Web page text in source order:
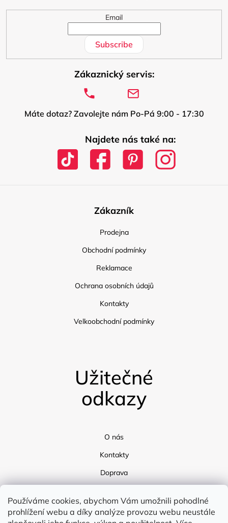
Používáme cookies, abychom Vám umožnili pohodlné
prohlížení webu a díky analýze provozu webu neustále
Email
Subscribe
Zákaznický servis:
Máte dotaz? Zavolejte nám Po-Pá 9:00 - 17:30
Najdete nás také na:
Zákazník
Prodejna
Obchodní podmínky
Reklamace
Ochrana osobních údajů
Kontakty
Velkoobchodní podmínky
Užitečné
odkazy
O nás
Kontakty
Doprava